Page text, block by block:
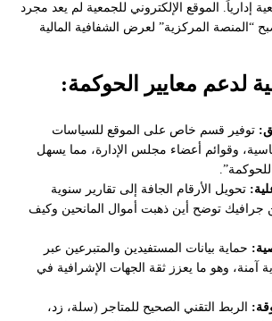
إدارياً. الموقع الإلكتروني للجمعية لم يعد مجرد
“المنصة المركزية” لعرض الشفافية المالية
لدعم معايير الحوكمة:
توفير قسم خاص على الموقع للسياسات
وقوائم أعضاء مجلس الإدارة، مما يسهل
للحوكمة”.
تحويل الأرقام الجافة إلى تقارير سنوية
جرافيك توضح أين ذهبت أموال المانحين وكيف
حماية بيانات المستفيدين والمتبرعين عبر
آمنة، وهو ما يعزز ثقة الجهات الإشرافية في
الربط التقني الصحيح للمتاجر (سلة، زد،